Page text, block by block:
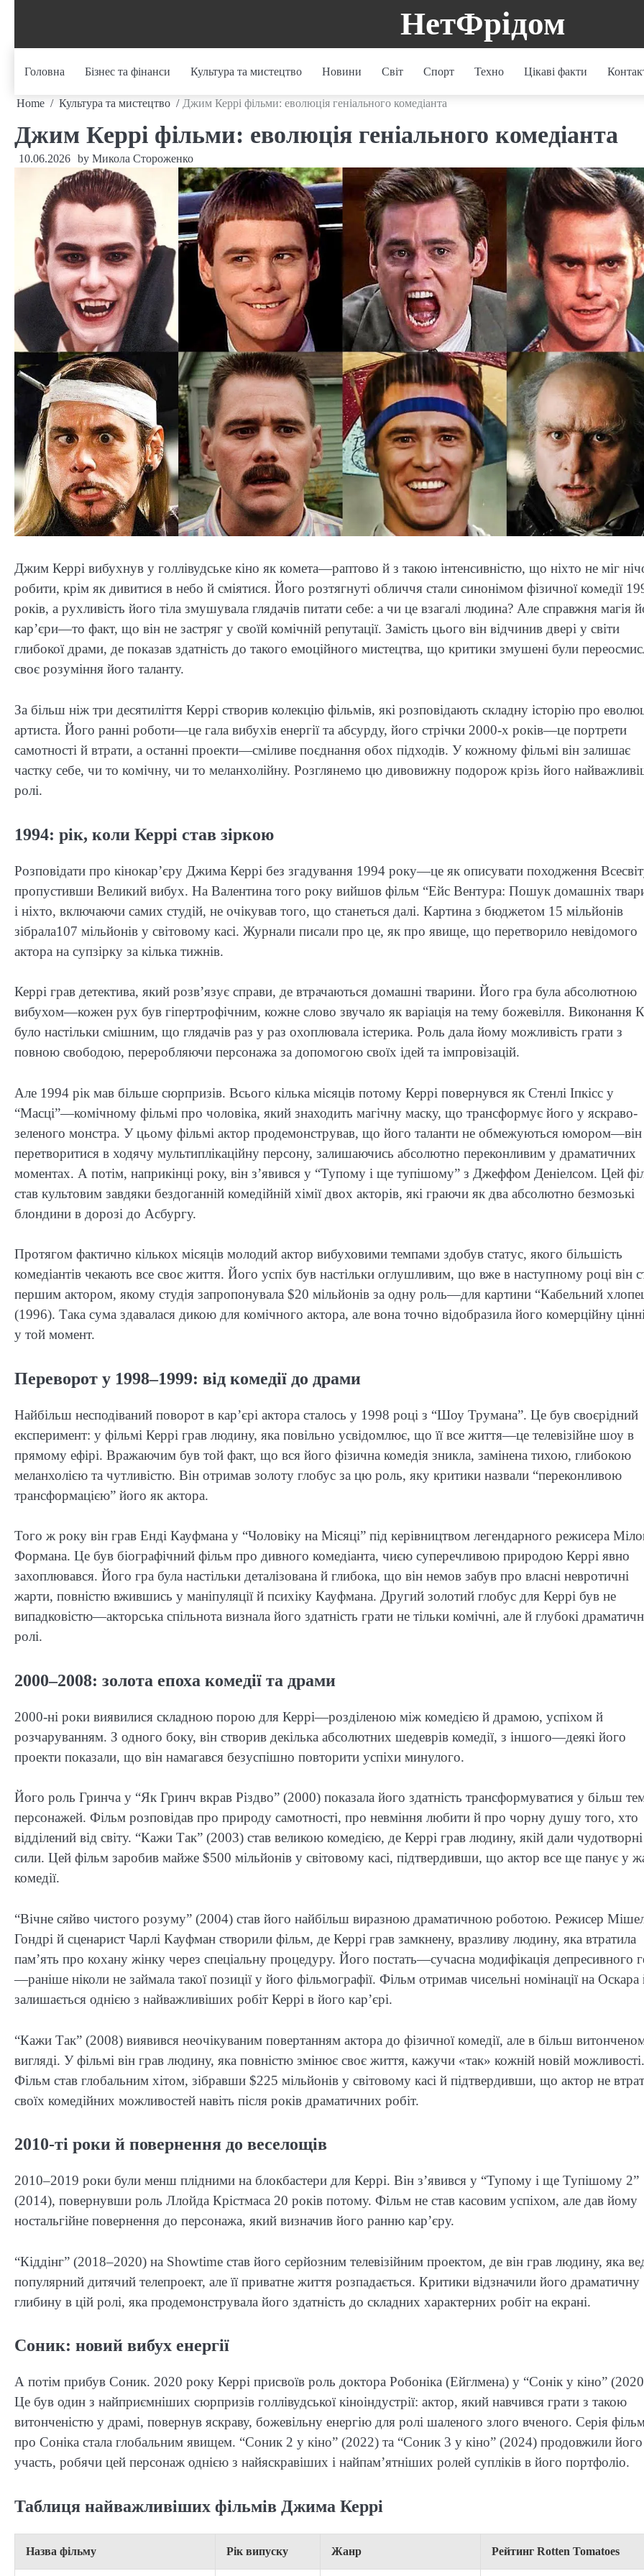
НетФрідом
Головна Бізнес та фінанси Культура та мистецтво Новини Світ Спорт Техно Цікаві факти
Home Культура та мистецтво Джим Керрі фільми: еволюція геніального комедіанта
Джим Керрі фільми: еволюція геніального комедіанта
10.06.2026 by Микола Стороженко
Джим Керрі вибухнув у голлівудське кіно як комета—раптово й з такою інтенсивністю, що ніхто не міг
робити, крім як дивитися в небо й сміятися. Його розтягнуті обличчя стали синонімом фізичної комедії
років, а рухливість його тіла змушувала глядачів питати себе: а чи це взагалі людина? Але справжня магія
кар’єри—то факт, що він не застряг у своїй комічній репутації. Замість цього він відчинив двері у світи
глибокої драми, де показав здатність до такого емоційного мистецтва, що критики змушені були
своє розуміння його таланту.
За більш ніж три десятиліття Керрі створив колекцію фільмів, які розповідають складну історію про
артиста. Його ранні роботи—це гала вибухів енергії та абсурду, його стрічки 2000-х років—це портрети
самотності й втрати, а останні проекти—сміливе поєднання обох підходів. У кожному фільмі він залишає
частку себе, чи то комічну, чи то меланхолійну. Розглянемо цю дивовижну подорож крізь його
ролі.
1994: рік, коли Керрі став зіркою
Розповідати про кінокар’єру Джима Керрі без згадування 1994 року—це як описувати походження
пропустивши Великий вибух. На Валентина того року вийшов фільм “Ейс Вентура: Пошук домашніх
і ніхто, включаючи самих студій, не очікував того, що станеться далі. Картина з бюджетом 15 мільйонів
зібрала107 мільйонів у світовому касі. Журнали писали про це, як про явище, що перетворило невідомого
актора на супзірку за кілька тижнів.
Керрі грав детектива, який розв’язує справи, де втрачаються домашні тварини. Його гра була абсолютною
вибухом—кожен рух був гіпертрофічним, кожне слово звучало як варіація на тему божевілля. Виконання
було настільки смішним, що глядачів раз у раз охоплювала істерика. Роль дала йому можливість грати з
повною свободою, переробляючи персонажа за допомогою своїх ідей та імпровізацій.
Але 1994 рік мав більше сюрпризів. Всього кілька місяців потому Керрі повернувся як Стенлі Іпкісс у
“Масці”—комічному фільмі про чоловіка, який знаходить магічну маску, що трансформує його у яскраво-
зеленого монстра. У цьому фільмі актор продемонстрував, що його таланти не обмежуються юмором—він
перетворитися в ходячу мультиплікаційну персону, залишаючись абсолютно переконливим у драматичних
моментах. А потім, наприкінці року, він з’явився у “Тупому і ще тупішому” з Джеффом Деніелсом. Цей
став культовим завдяки бездоганній комедійній хімії двох акторів, які граючи як два абсолютно безмозькі
блондини в дорозі до Асбургу.
Протягом фактично кількох місяців молодий актор вибуховими темпами здобув статус, якого більшість
комедіантів чекають все своє життя. Його успіх був настільки оглушливим, що вже в наступному році він
першим актором, якому студія запропонувала $20 мільйонів за одну роль—для картини “Кабельний
(1996). Така сума здавалася дикою для комічного актора, але вона точно відобразила його комерційну
у той момент.
Переворот у 1998–1999: від комедії до драми
Найбільш несподіваний поворот в кар’єрі актора сталось у 1998 році з “Шоу Трумана”. Це був своєрідний
експеримент: у фільмі Керрі грав людину, яка повільно усвідомлює, що її все життя—це телевізійне шоу в
прямому ефірі. Вражаючим був той факт, що вся його фізична комедія зникла, замінена тихою, глибокою
меланхолією та чутливістю. Він отримав золоту глобус за цю роль, яку критики назвали “переконливою
трансформацією” його як актора.
Того ж року він грав Енді Кауфмана у “Чоловіку на Місяці” під керівництвом легендарного режисера
Формана. Це був біографічний фільм про дивного комедіанта, чиєю суперечливою природою Керрі явно
захоплювався. Його гра була настільки деталізована й глибока, що він немов забув про власні невротичні
жарти, повністю вжившись у маніпуляції й психіку Кауфмана. Другий золотий глобус для Керрі був не
випадковістю—акторська спільнота визнала його здатність грати не тільки комічні, але й глубокі
ролі.
2000–2008: золота епоха комедії та драми
2000-ні роки виявилися складною порою для Керрі—розділеною між комедією й драмою, успіхом й
розчаруванням. З одного боку, він створив декілька абсолютних шедеврів комедії, з іншого—деякі його
проекти показали, що він намагався безуспішно повторити успіхи минулого.
Його роль Гринча у “Як Гринч вкрав Різдво” (2000) показала його здатність трансформуватися у більш
персонажей. Фільм розповідав про природу самотності, про невміння любити й про чорну душу того, хто
відділений від світу. “Кажи Так” (2003) став великою комедією, де Керрі грав людину, якій дали чудотворні
сили. Цей фільм заробив майже $500 мільйонів у світовому касі, підтвердивши, що актор все ще панує у
комедії.
“Вічне сяйво чистого розуму” (2004) став його найбільш виразною драматичною роботою. Режисер
Гондрі й сценарист Чарлі Кауфман створили фільм, де Керрі грав замкнену, вразливу людину, яка втратила
пам’ять про кохану жінку через спеціальну процедуру. Його постать—сучасна модифікація депресивного
—раніше ніколи не займала такої позиції у його фільмографії. Фільм отримав чисельні номінації на Оскара
залишається однією з найважливіших робіт Керрі в його кар’єрі.
“Кажи Так” (2008) виявився неочікуваним повертанням актора до фізичної комедії, але в більш
вигляді. У фільмі він грав людину, яка повністю змінює своє життя, кажучи «так» кожній новій можливості.
Фільм став глобальним хітом, зібравши $225 мільйонів у світовому касі й підтвердивши, що актор не
своїх комедійних можливостей навіть після років драматичних робіт.
2010-ті роки й повернення до веселощів
2010–2019 роки були менш плідними на блокбастери для Керрі. Він з’явився у “Тупому і ще Тупішому 2”
(2014), повернувши роль Ллойда Крістмаса 20 років потому. Фільм не став касовим успіхом, але дав йому
ностальгійне повернення до персонажа, який визначив його ранню кар’єру.
“Кіддінг” (2018–2020) на Showtime став його серйозним телевізійним проектом, де він грав людину, яка
популярний дитячий телепроект, але її приватне життя розпадається. Критики відзначили його драматичну
глибину в цій ролі, яка продемонструвала його здатність до складних характерних робіт на екрані.
Соник: новий вибух енергії
А потім прибув Соник. 2020 року Керрі присвоїв роль доктора Робоніка (Ейглмена) у “Сонік у кіно”
Це був один з найприємніших сюрпризів голлівудської кіноіндустрії: актор, який навчився грати з такою
витонченістю у драмі, повернув яскраву, божевільну енергію для ролі шаленого злого вченого. Серія
про Соніка стала глобальним явищем. “Соник 2 у кіно” (2022) та “Соник 3 у кіно” (2024) продовжили його
участь, робячи цей персонаж однією з найяскравіших і найпам’ятніших ролей супліків в його портфоліо.
Таблиця найважливіших фільмів Джима Керрі
Назва фільму Рік випуску Жанр Рейтинг Rotten Tomatoes